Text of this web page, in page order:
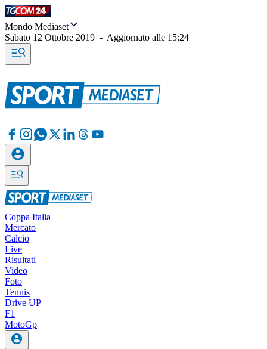
Mondo Mediaset
Sabato 12 Ottobre 2019 - Aggiornato alle 15:24
Coppa Italia
Mercato
Calcio
Live
Risultati
Video
Foto
Tennis
Drive UP
F1
MotoGp